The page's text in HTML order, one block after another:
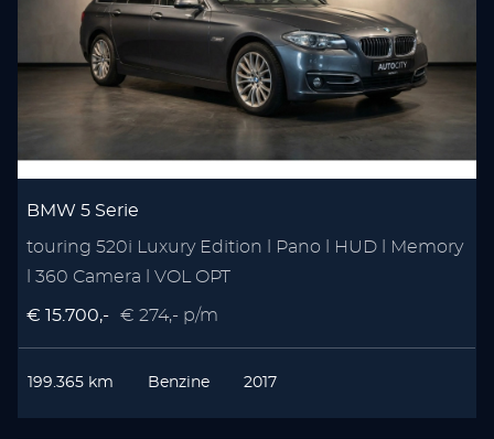
BMW 5 Serie
touring 520i Luxury Edition l Pano l HUD l Memory
l 360 Camera l VOL OPT
€ 15.700,- € 274,- p/m
199.365 km Benzine 2017